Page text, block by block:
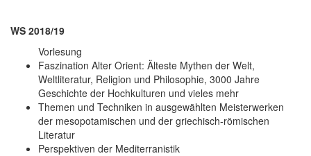
WS 2018/19
Vorlesung
Faszination Alter Orient: Älteste Mythen der Welt,
Weltliteratur, Religion und Philosophie, 3000 Jahre
Geschichte der Hochkulturen und vieles mehr
Themen und Techniken in ausgewählten Meisterwerken
der mesopotamischen und der griechisch-römischen
Literatur
Perspektiven der Mediterranistik